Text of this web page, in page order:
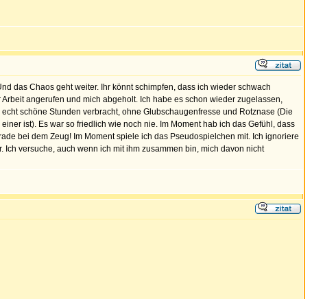
das Chaos geht weiter. Ihr könnt schimpfen, dass ich wieder schwach
angerufen und mich abgeholt. Ich habe es schon wieder zugelassen,
schöne Stunden verbracht, ohne Glubschaugenfresse und Rotznase (Die
ist). Es war so friedlich wie noch nie. Im Moment hab ich das Gefühl, dass
bei dem Zeug! Im Moment spiele ich das Pseudospielchen mit. Ich ignoriere
versuche, auch wenn ich mit ihm zusammen bin, mich davon nicht